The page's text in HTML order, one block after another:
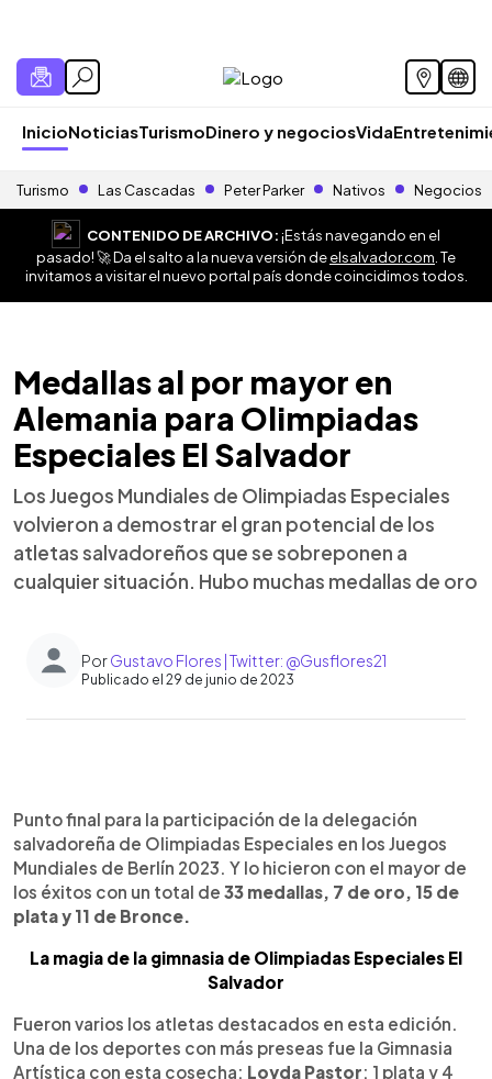
InicioNoticiasTurismoDinero y negociosVida
Turismo Las Cascadas Peter Parker Nativos Negocios
CONTENIDO DE ARCHIVO:¡Estás navegando en el
pasado! 🚀 Da el salto a la nueva versión deelsalvador.com . Te
invitamos a visitar el nuevo portal país donde coincidimos todos.
Medallas al por mayor en
Alemania para Olimpiadas
Especiales El Salvador
Los Juegos Mundiales de Olimpiadas Especiales
volvieron a demostrar el gran potencial de los
atletas salvadoreños que se sobreponen a
cualquier situación. Hubo muchas medallas de oro
PorGustavo Flores | Twitter: @Gusflores21
Publicado el 29 de junio de 2023
► Escuchar artículo
Punto final para la participación de la delegación
salvadoreña de Olimpiadas Especiales en los Juegos
Mundiales de Berlín 2023. Y lo hicieron con el mayor de
los éxitos con un total de 33 medallas, 7 de oro, 15 de
plata y 11 de Bronce.
La magia de la gimnasia de Olimpiadas Especiales El
Salvador
Fueron varios los atletas destacados en esta edición.
Una de los deportes con más preseas fue la Gimnasia
Artística con esta cosecha: Loyda Pastor: 1 plata y 4